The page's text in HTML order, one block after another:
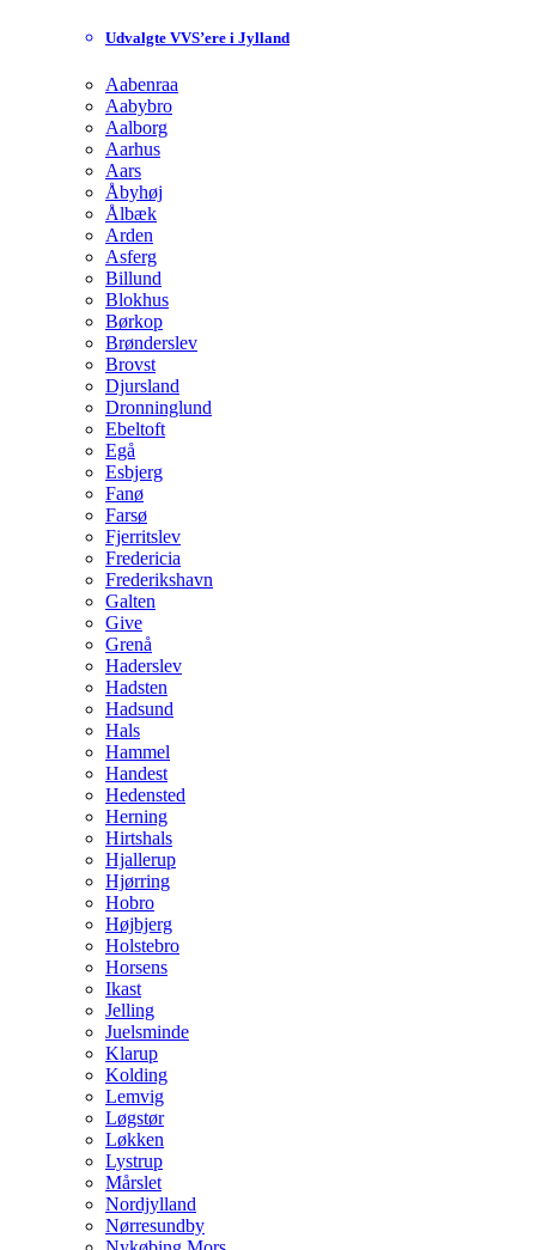
Udvalgte VVS’ere i Jylland
Aabenraa
Aabybro
Aalborg
Aarhus
Aars
Åbyhøj
Ålbæk
Arden
Asferg
Billund
Blokhus
Børkop
Brønderslev
Brovst
Djursland
Dronninglund
Ebeltoft
Egå
Esbjerg
Fanø
Farsø
Fjerritslev
Fredericia
Frederikshavn
Galten
Give
Grenå
Haderslev
Hadsten
Hadsund
Hals
Hammel
Handest
Hedensted
Herning
Hirtshals
Hjallerup
Hjørring
Hobro
Højbjerg
Holstebro
Horsens
Ikast
Jelling
Juelsminde
Klarup
Kolding
Lemvig
Løgstør
Løkken
Lystrup
Mårslet
Nordjylland
Nørresundby